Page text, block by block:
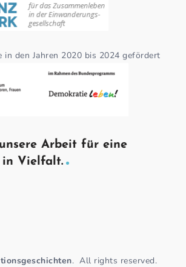
in den Jahren 2020 bis 2024 gefördert
Arbeit für eine
in Vielfalt.
.All rights reserved.